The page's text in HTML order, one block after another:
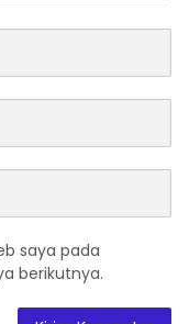
saya pada
berikutnya.